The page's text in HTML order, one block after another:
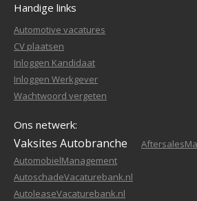
Handige links
Automotive vacatures
CV plaatsen
Inloggen Kandidaat
Inloggen Werkgever
Wachtwoord vergeten
Ons netwerk:
Vaksites Autobranche
AutomobielManagement
AutoschadeVacaturebank.nl
AutoleaseVacaturebank.nl